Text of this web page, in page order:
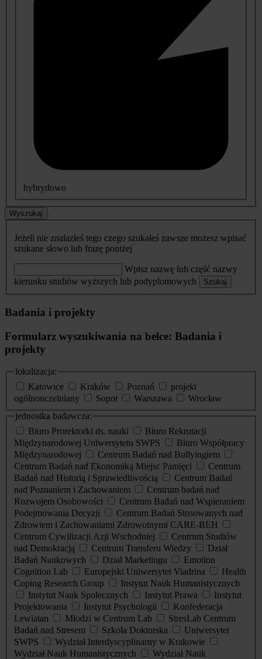
hybrydowo
Wyszukaj
Jeżeli nie znalazłeś tego czego szukałeś zawsze możesz wpisać
szukane słowo lub frazę poniżej
Wpisz nazwę lub część nazwy
kierunku studiów wyższych lub podyplomowych
Szukaj
Badania i projekty
Formularz wyszukiwania na belce: Badania i
projekty
lokalizacja:
Katowice
Kraków Poznań
projekt
ogólnouczelniany
Sopot Warszawa
Wrocław
jednostka badawcza:
Biuro Prorektorki ds. nauki
Biuro Rekrutacji
Międzynarodowej Uniwersytetu SWPS
Biuro Współpracy
Międzynarodowej
Centrum Badań nad Bullyingiem
Centrum Badań nad Ekonomiką Miejsc Pamięci
Centrum
Badań nad Historią i Sprawiedliwością
Centrum Badań
nad Poznaniem i Zachowaniem
Centrum badań nad
Rozwojem Osobowości
Centrum Badań nad Wspieraniem
Podejmowania Decyzji
Centrum Badań Stosowanych nad
Zdrowiem i Zachowaniami Zdrowotnymi CARE-BEH
Centrum Cywilizacji Azji Wschodniej
Centrum Studiów
nad Demokracją
Centrum Transferu Wiedzy
Dział
Badań Naukowych
Dział Marketingu
Emotion
Cognition Lab
Europejski Uniwersytet Viadrina
Health
Coping Research Group
Instytut Nauk Humanistycznych
Instytut Nauk Społecznych
Instytut Prawa
Instytut
Projektowania
Instytut Psychologii
Konfederacja
Lewiatan
Młodzi w Centrum Lab
StresLab Centrum
Badań nad Stresem
Szkoła Doktorska
Uniwersytet
SWPS
Wydział Interdyscyplinarny w Krakowie
Wydział Nauk Humanistycznych
Wydział Nauk